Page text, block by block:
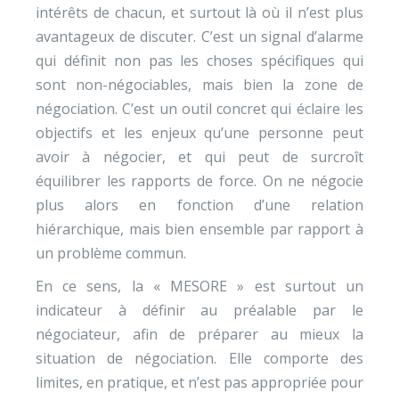
intérêts de chacun, et surtout là où il n’est plus
avantageux de discuter. C’est un signal d’alarme
qui définit non pas les choses spécifiques qui
sont non-négociables, mais bien la zone de
négociation. C’est un outil concret qui éclaire les
objectifs et les enjeux qu’une personne peut
avoir à négocier, et qui peut de surcroît
équilibrer les rapports de force. On ne négocie
plus alors en fonction d’une relation
hiérarchique, mais bien ensemble par rapport à
un problème commun.
En ce sens, la « MESORE » est surtout un
indicateur à définir au préalable par le
négociateur, afin de préparer au mieux la
situation de négociation. Elle comporte des
limites, en pratique, et n’est pas appropriée pour